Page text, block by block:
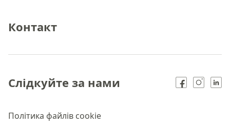
Контакт
Політика файлів cookie
Слідкуйте за нами